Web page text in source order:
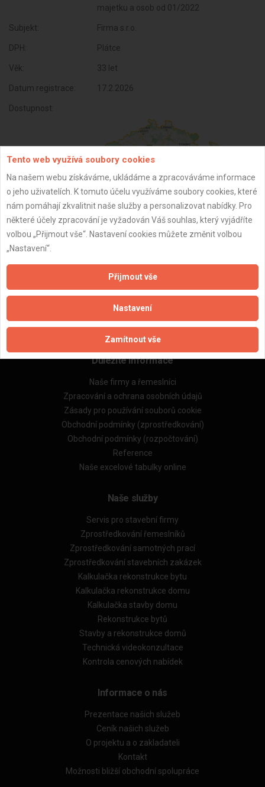
majetku a osob od 01/2022
Subjekt: Firma s.r.o.
DPH: Plátce
Věk: 33 let
Datum registrace: 17.2.2026
Dostupnost:
ZPĚT
Důležité informace
Naše firmy a řemeslníci
Zpracování a ochrana osobních údajů
Zásady pro používání souborů cookie
Obchodní podmínky (zprostředkování)
Obchodní podmínky (rozpočtování)
Reference
Naše excelové tabulky online
Naše služby
Servis pro stavební firmy
Zprostředkování řemeslníků
Zprostředkování samotných prací
Zprostředkování stavebních zakázek
Kalkulačka rekonstrukce bytu
Kalkulačka rekonstrukce domu
Kalkulačka stavby domu
Rekonstrukce bytů
Stavby a rekonstrukce domů
Technická videokonzultace
Kontrola cenových nabídek
Informace o nás
Prezentace našich služeb
Ceník našich služeb
O projektu a o zakladateli
Kontakt
Možnosti bližší obchodní spolupráce
Tento web využívá soubory cookies
Na našem webu získáváme, ukládáme a zpracováváme informace
o jeho uživatelích. K tomuto účelu využíváme soubory cookies, které
nám pomáhají zkvalitnit naše služby a personalizovat nabídky. Pro
některé účely zpracování je vyžadován Váš souhlas, který vyjádříte
volbou „Přijmout vše“. Nastavení cookies můžete změnit volbou
„Nastavení“.
Přijmout vše
Nastavení
Zamítnout vše